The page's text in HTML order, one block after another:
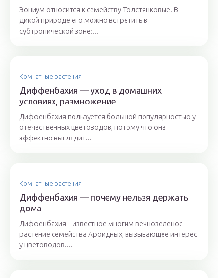
Эониум относится к семейству Толстянковые. В
дикой природе его можно встретить в
субтропической зоне:...
Комнатные растения
Диффенбахия — уход в домашних
условиях, размножение
Диффенбахия пользуется большой популярностью у
отечественных цветоводов, потому что она
эффектно выглядит...
Комнатные растения
Диффенбахия — почему нельзя держать
дома
Диффенбахия – известное многим вечнозеленое
растение семейства Ароидных, вызывающее интерес
у цветоводов....